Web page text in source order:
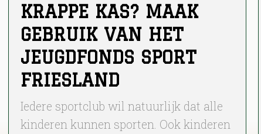
KRAPPE KAS? MAAK
GEBRUIK VAN HET
JEUGDFONDS SPORT
FRIESLAND
Iedere sportclub wil natuurlijk dat alle
kinderen kunnen sporten. Ook kinderen